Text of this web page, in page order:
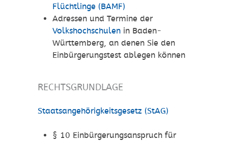
Flüchtlinge (BAMF)
Adressen und Termine der
Volkshochschulenin Baden-
Württemberg, an denen Sie den
Einbürgerungstest ablegen können
RECHTSGRUNDLAGE
Staatsangehörigkeitsgesetz (StAG)
§ 10 Einbürgerungsanspruch für